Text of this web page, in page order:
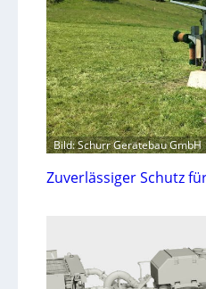
Bild: Schurr Gerätebau GmbH
Zuverlässiger Schutz